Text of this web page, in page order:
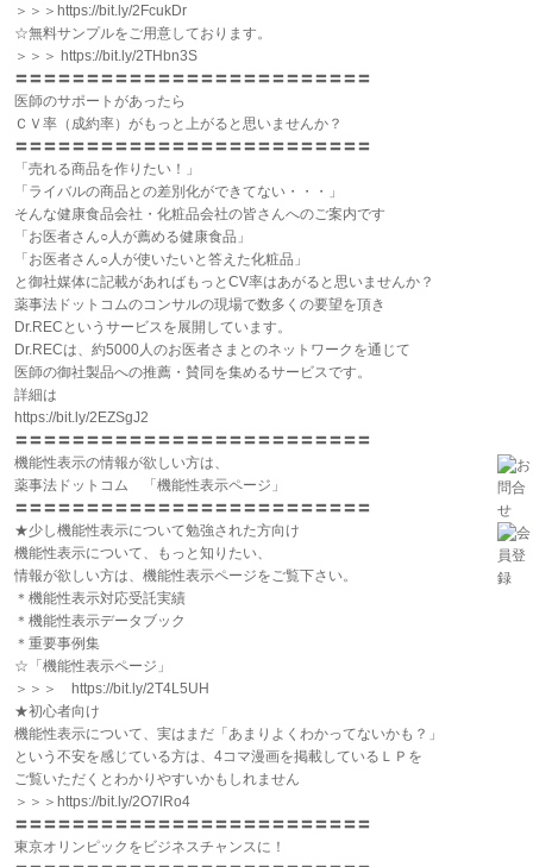
＞＞＞https://bit.ly/2FcukDr
☆無料サンプルをご用意しております。
＞＞＞ https://bit.ly/2THbn3S
〓〓〓〓〓〓〓〓〓〓〓〓〓〓〓〓〓〓〓〓〓〓〓〓〓
医師のサポートがあったら
ＣＶ率（成約率）がもっと上がると思いませんか？
〓〓〓〓〓〓〓〓〓〓〓〓〓〓〓〓〓〓〓〓〓〓〓〓〓
「売れる商品を作りたい！」
「ライバルの商品との差別化ができてない・・・」
そんな健康食品会社・化粧品会社の皆さんへのご案内です
「お医者さん○人が薦める健康食品」
「お医者さん○人が使いたいと答えた化粧品」
と御社媒体に記載があればもっとCV率はあがると思いませんか？
薬事法ドットコムのコンサルの現場で数多くの要望を頂き
Dr.RECというサービスを展開しています。
Dr.RECは、約5000人のお医者さまとのネットワークを通じて
医師の御社製品への推薦・賛同を集めるサービスです。
詳細は
https://bit.ly/2EZSgJ2
〓〓〓〓〓〓〓〓〓〓〓〓〓〓〓〓〓〓〓〓〓〓〓〓〓
機能性表示の情報が欲しい方は、
薬事法ドットコム 「機能性表示ページ」
〓〓〓〓〓〓〓〓〓〓〓〓〓〓〓〓〓〓〓〓〓〓〓〓〓
★少し機能性表示について勉強された方向け
機能性表示について、もっと知りたい、
情報が欲しい方は、機能性表示ページをご覧下さい。
＊機能性表示対応受託実績
＊機能性表示データブック
＊重要事例集
☆「機能性表示ページ」
＞＞＞ https://bit.ly/2T4L5UH
★初心者向け
機能性表示について、実はまだ「あまりよくわかってないかも？」
という不安を感じている方は、4コマ漫画を掲載しているＬＰを
ご覧いただくとわかりやすいかもしれません
＞＞＞https://bit.ly/2O7lRo4
〓〓〓〓〓〓〓〓〓〓〓〓〓〓〓〓〓〓〓〓〓〓〓〓〓
東京オリンピックをビジネスチャンスに！